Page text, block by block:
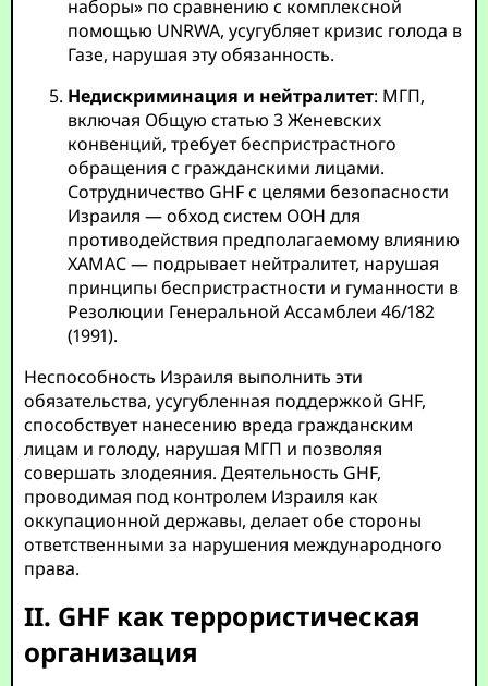
наборы» по сравнению с комплексной
помощью UNRWA, усугубляет кризис голода в
Газе, нарушая эту обязанность.
Недискриминация и нейтралитет: МГП,
включая Общую статью 3 Женевских
конвенций, требует беспристрастного
обращения с гражданскими лицами.
Сотрудничество GHF с целями безопасности
Израиля — обход систем ООН для
противодействия предполагаемому влиянию
ХАМАС — подрывает нейтралитет, нарушая
принципы беспристрастности и гуманности в
Резолюции Генеральной Ассамблеи 46/182
(1991).
Неспособность Израиля выполнить эти
обязательства, усугубленная поддержкой GHF,
способствует нанесению вреда гражданским
лицам и голоду, нарушая МГП и позволяя
совершать злодеяния. Деятельность GHF,
проводимая под контролем Израиля как
оккупационной державы, делает обе стороны
ответственными за нарушения международного
права.
II. GHF как террористическая
организация